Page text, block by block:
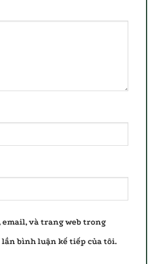
email, và trang web trong
bình luận kế tiếp của tôi.